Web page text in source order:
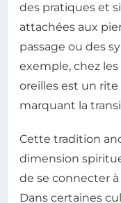
des pratiques et
attachées aux
passage ou des
exemple, chez les
oreilles est un rite
marquant la
Cette tradition
dimension
de se connecter
Dans certaines